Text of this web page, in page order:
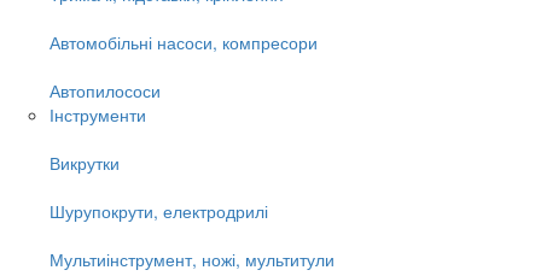
Автомобільні насоси, компресори
Автопилососи
Інструменти
Викрутки
Шурупокрути, електродрилі
Мультиінструмент, ножі, мультитули